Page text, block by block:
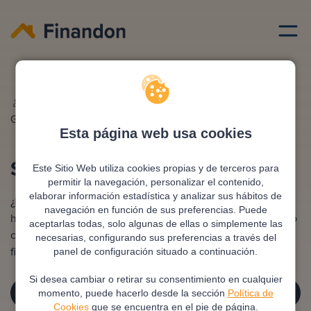
Esta página web usa cookies
Este Sitio Web utiliza cookies propias y de terceros para
permitir la navegación, personalizar el contenido,
elaborar información estadística y analizar sus hábitos de
navegación en función de sus preferencias. Puede
aceptarlas todas, solo algunas de ellas o simplemente las
necesarias, configurando sus preferencias a través del
panel de configuración situado a continuación.
Si desea cambiar o retirar su consentimiento en cualquier
momento, puede hacerlo desde la sección Política de
Cookiesque se encuentra en el pie de página.
Seguros
Gonzalez
Editado y revisado por
Seguro de vida hipoteca
¿Estás pensando contratar un seguro de vida para tu
hipoteca? ¿Es obligatorio? Descubre cómo funciona, cuánto
cuesta y si realmente se adapta a tus necesidades
financieras y, ¡Toma la mejor decisión!
¡SOLICITA TU ASESORÍA GRATUITA!